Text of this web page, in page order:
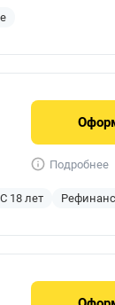
С 18 лет
Подробнее